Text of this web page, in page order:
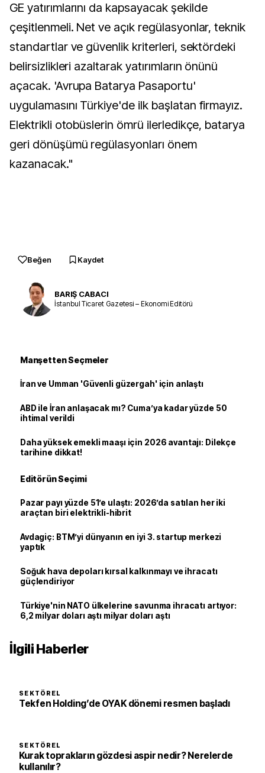
GE yatırımlarını da kapsayacak şekilde
çeşitlenmeli. Net ve açık regülasyonlar, teknik
standartlar ve güvenlik kriterleri, sektördeki
belirsizlikleri azaltarak yatırımların önünü
açacak. 'Avrupa Batarya Pasaportu'
uygulamasını Türkiye'de ilk başlatan firmayız.
Elektrikli otobüslerin ömrü ilerledikçe, batarya
geri dönüşümü regülasyonları önem
kazanacak."
Beğen Kaydet
BARIŞ CABACI
İstanbul Ticaret Gazetesi – Ekonomi Editörü
Manşetten Seçmeler
İran ve Umman 'Güvenli güzergah' için anlaştı
ABD ile İran anlaşacak mı? Cuma’ya kadar yüzde 50
ihtimal verildi
Daha yüksek emekli maaşı için 2026 avantajı: Dilekçe
tarihine dikkat!
Editörün Seçimi
Pazar payı yüzde 51’e ulaştı: 2026’da satılan her iki
araçtan biri elektrikli-hibrit
Avdagiç: BTM’yi dünyanın en iyi 3. startup merkezi
yaptık
Soğuk hava depoları kırsal kalkınmayı ve ihracatı
güçlendiriyor
Türkiye'nin NATO ülkelerine savunma ihracatı artıyor:
6,2 milyar doları aştı milyar doları aştı
İlgili Haberler
SEKTÖREL
Tekfen Holding’de OYAK dönemi resmen başladı
SEKTÖREL
Kurak toprakların gözdesi aspir nedir? Nerelerde
kullanılır?